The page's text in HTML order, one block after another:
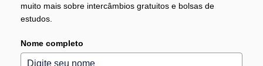
muito mais sobre intercâmbios gratuitos e bolsas de
estudos.
Nome completo